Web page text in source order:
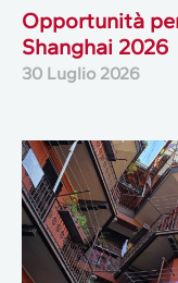
Opportunità
Shanghai 2026
30 Luglio 2026